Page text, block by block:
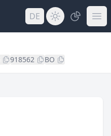
DE
918562 BO